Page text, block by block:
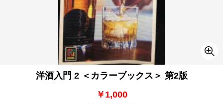
洋酒入門 2 ＜カラーブックス＞ 第2版
￥1,000